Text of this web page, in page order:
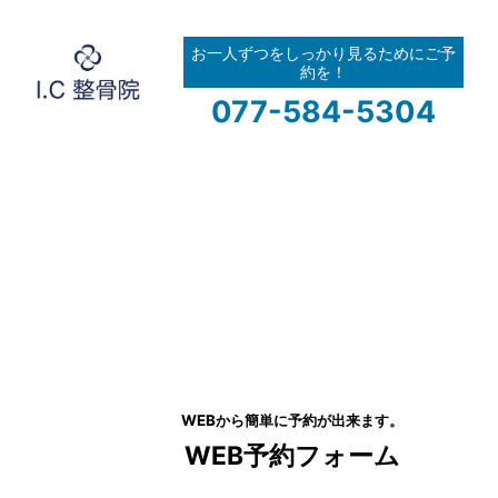
お一人ずつをしっかり見るためにご予
約を！
077-584-5304
WEBから簡単に予約が出来ます。
WEB予約フォーム